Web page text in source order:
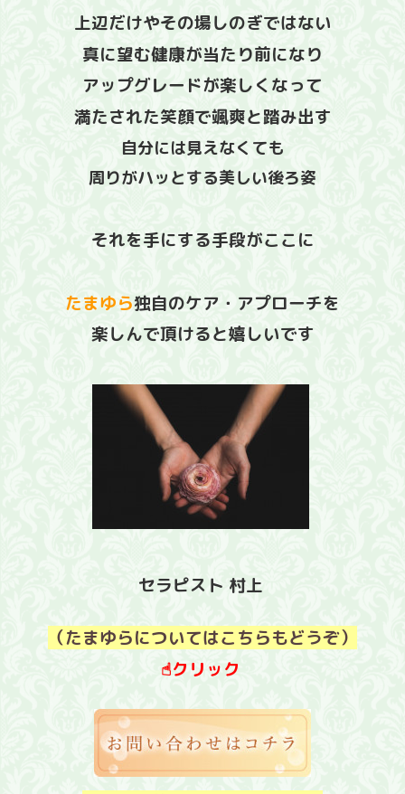
上辺だけやその場しのぎではない
真に望む健康が当たり前になり
アップグレードが楽しくなって
満たされた笑顔で颯爽と踏み出す
自分には見えなくても
周りがハッとする美しい後ろ姿
それを手にする手段がここに
たまゆら独自のケア・アプローチを
楽しんで頂けると嬉しいです
セラピスト 村上
（たまゆらについてはこちらもどうぞ）
☝︎クリック